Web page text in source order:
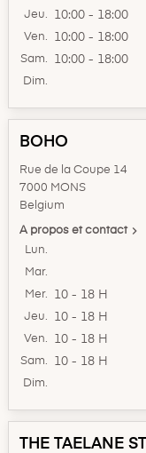
Jeu. 10:00 - 18:00
Ven. 10:00 - 18:00
Sam. 10:00 - 18:00
Dim.
BOHO
Rue de la Coupe 14
7000 MONS
Belgium
A propos et contact
Lun.
Mar.
Mer.
10 - 18 H
Jeu. 10 - 18 H
Ven. 10 - 18 H
Sam. 10 - 18 H
Dim.
THE TAELANE